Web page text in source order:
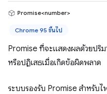
Promise<number>
Chrome 95 ขึ้นไป
Promise ที่จะแสดงผลด้วยป
หรือปฏิเสธเมื่อเกิดข้อผิดพลาด
ระบบรองรับ Promise สำหรับ